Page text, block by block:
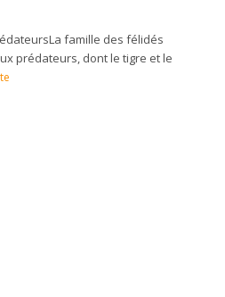
famille des félidés
prédateurs, dont le tigre et le